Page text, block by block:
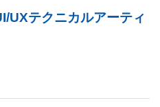
UXテクニカルアーティ